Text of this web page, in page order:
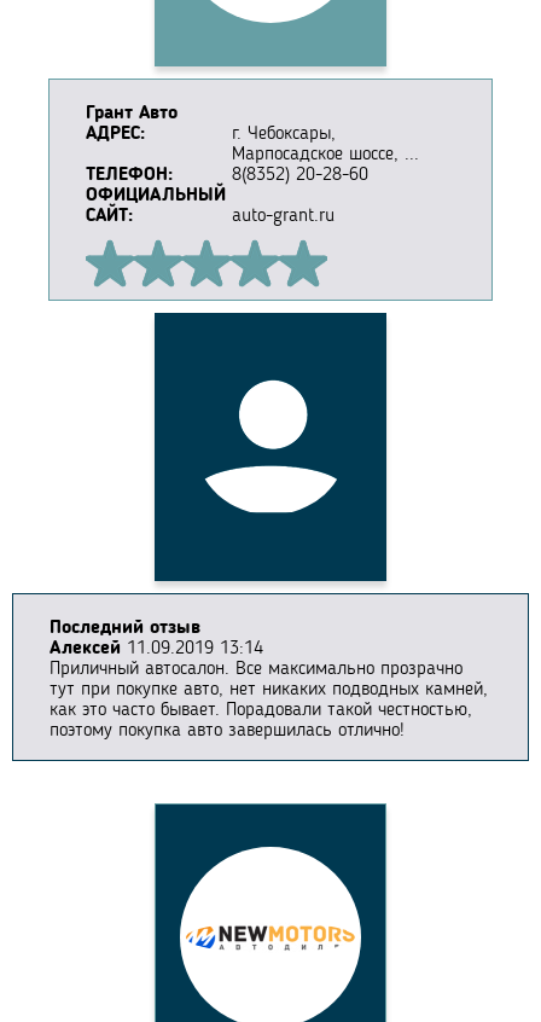
Грант Авто
АДРЕС:
г. Чебоксары,
Марпосадское шоссе, ...
ТЕЛЕФОН:
8(8352) 20-28-60
ОФИЦИАЛЬНЫЙ
САЙТ:
auto-grant.ru
Последний отзыв
Алексей 11.09.2019 13:14
Приличный автосалон. Все максимально прозрачно
тут при покупке авто, нет никаких подводных камней,
как это часто бывает. Порадовали такой честностью,
поэтому покупка авто завершилась отлично!